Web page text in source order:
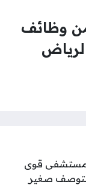
وظائف
قوى
افتتح مستوصف صغير